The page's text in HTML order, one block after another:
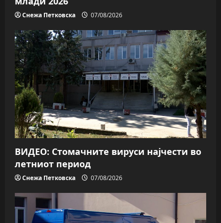
Снежа Петковска 07/08/2026
ВИДЕО: Стомачните вируси најчести во
летниот период
Снежа Петковска 07/08/2026